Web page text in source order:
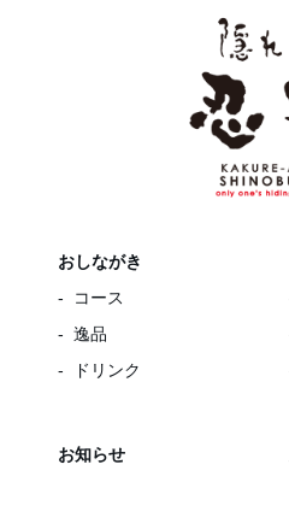
おしながき
コース
逸品
ドリンク
お知らせ